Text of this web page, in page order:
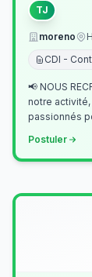
TJ
moreno
CDI -
📢 NOUS RECRUTONS ! Dans le
notre
passionnés pour
Postuler